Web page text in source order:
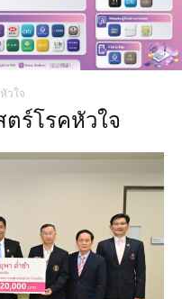
วใจ
ตร์โรคหัวใจ